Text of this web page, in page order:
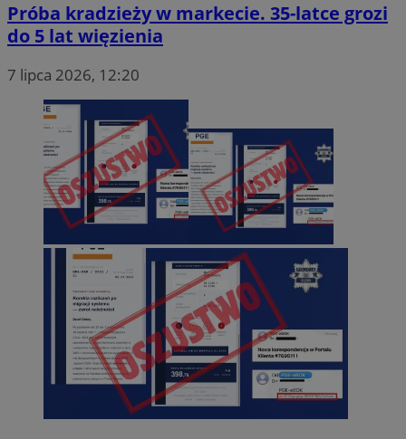
Próba kradzieży w markecie. 35-latce grozi
do 5 lat więzienia
7 lipca 2026, 12:20